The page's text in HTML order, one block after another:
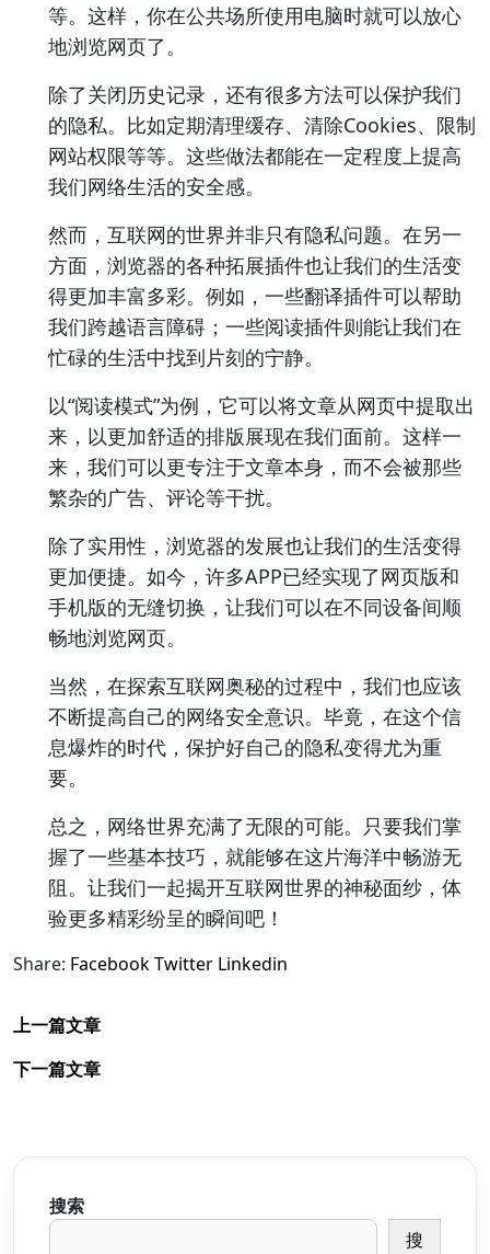
等。这样，你在公共场所使用电脑时就可以放心
地浏览网页了。
除了关闭历史记录，还有很多方法可以保护我们
的隐私。比如定期清理缓存、清除Cookies、限制
网站权限等等。这些做法都能在一定程度上提高
我们网络生活的安全感。
然而，互联网的世界并非只有隐私问题。在另一
方面，浏览器的各种拓展插件也让我们的生活变
得更加丰富多彩。例如，一些翻译插件可以帮助
我们跨越语言障碍；一些阅读插件则能让我们在
忙碌的生活中找到片刻的宁静。
以“阅读模式”为例，它可以将文章从网页中提取出
来，以更加舒适的排版展现在我们面前。这样一
来，我们可以更专注于文章本身，而不会被那些
繁杂的广告、评论等干扰。
除了实用性，浏览器的发展也让我们的生活变得
更加便捷。如今，许多APP已经实现了网页版和
手机版的无缝切换，让我们可以在不同设备间顺
畅地浏览网页。
当然，在探索互联网奥秘的过程中，我们也应该
不断提高自己的网络安全意识。毕竟，在这个信
息爆炸的时代，保护好自己的隐私变得尤为重
要。
总之，网络世界充满了无限的可能。只要我们掌
握了一些基本技巧，就能够在这片海洋中畅游无
阻。让我们一起揭开互联网世界的神秘面纱，体
验更多精彩纷呈的瞬间吧！
Share: FacebookTwitter Linkedin
上一篇文章
下一篇文章
搜索
搜